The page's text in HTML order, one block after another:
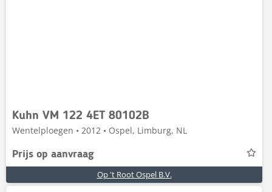
Kuhn VM 122 4ET 80102B
Wentelploegen • 2012 • Ospel, Limburg, NL
Prijs op aanvraag
Op 't Root Ospel B.V.